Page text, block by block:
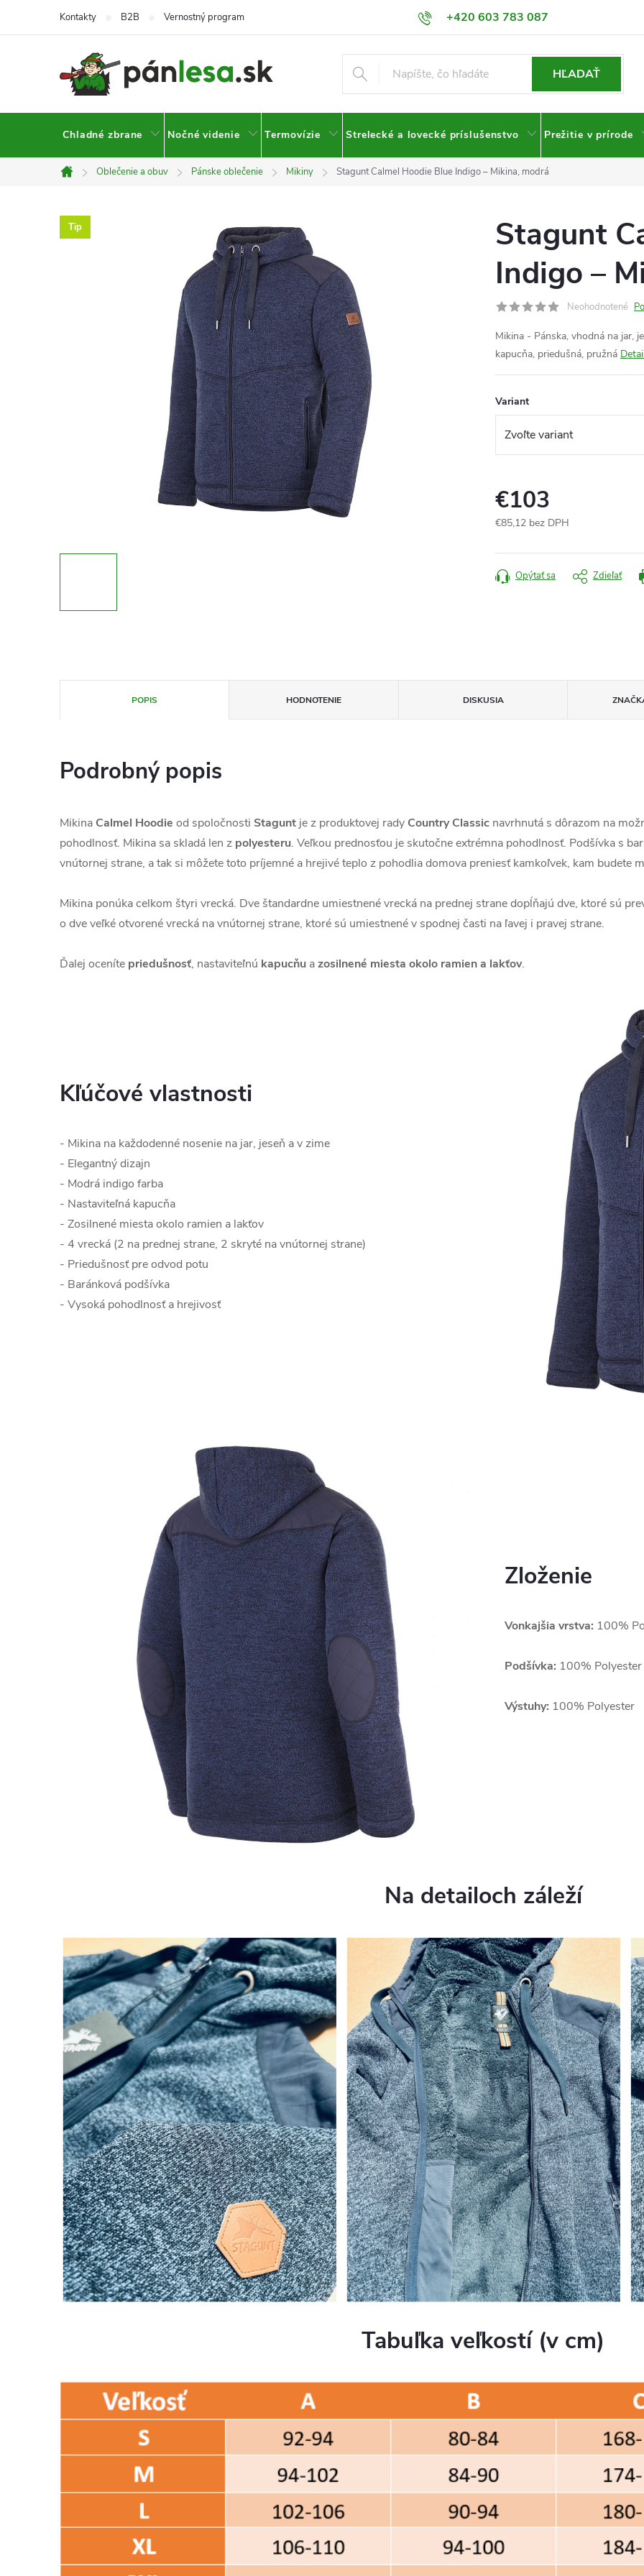
+420 603 783 087
Kontakty B2B Vernostný program
HĽADAŤ
Chladné zbrane Nočné videnie Termovízie Strelecké a lovecké príslušenstvo Prežitie v prírode
Domov
Oblečenie a obuv Pánske oblečenie Mikiny Stagunt Calmel Hoodie Blue Indigo – Mikina, modrá
Tip
Stagunt
Indigo –
Neohodnotené
Mikina - Pánska, vhodná na jar,
kapucňa, priedušná, pružná
Variant
€103
€85,12 bez DPH
cena:
Opýtať sa Zdieľať
POPIS HODNOTENIE DISKUSIA
Podrobný popis
Mikina Calmel Hoodie od spoločnosti Stagunt je z produktovej rady Country Classic navrhnutá s dôrazom na
pohodlnosť. Mikina sa skladá len z polyesteru. Veľkou prednosťou je skutočne extrémna pohodlnosť. Podšívka s
vnútornej strane, a tak si môžete toto príjemné a hrejivé teplo z pohodlia domova preniesť kamkoľvek, kam budete
Mikina ponúka celkom štyri vrecká. Dve štandardne umiestnené vrecká na prednej strane dopĺňajú dve, ktoré sú
o dve veľké otvorené vrecká na vnútornej strane, ktoré sú umiestnené v spodnej časti na ľavej i pravej strane.
Ďalej oceníte priedušnosť, nastaviteľnú kapucňu azosilnené miesta okolo ramien a lakťov.
Kľúčové vlastnosti
- Mikina na každodenné nosenie na jar, jeseň a v zime
- Elegantný dizajn
- Modrá indigo farba
- Nastaviteľná kapucňa
- Zosilnené miesta okolo ramien a lakťov
- 4 vrecká (2 na prednej strane, 2 skryté na vnútornej strane)
- Priedušnosť pre odvod potu
- Baránková podšívka
- Vysoká pohodlnosť a hrejivosť
Zloženie
Vonkajšia vrstva: 100%
Podšívka: 100% Polyester
Výstuhy: 100% Polyester
Na detailoch záleží
Tabuľka veľkostí (v cm)